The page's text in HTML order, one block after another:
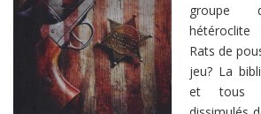
groupe
hétéroclite
Rats de
jeu? La
et tous